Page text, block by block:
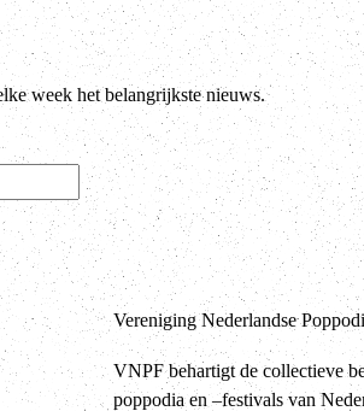
week het belangrijkste nieuws.
Vereniging Nederlandse
VNPF behartigt de collectieve
poppodia en –festivals van